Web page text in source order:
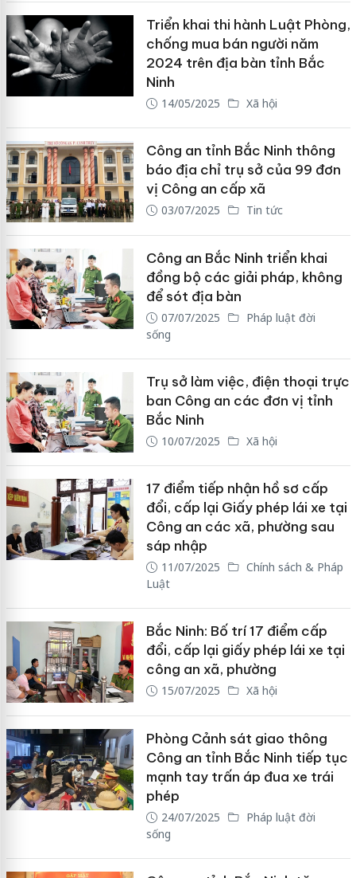
Triển khai thi hành Luật Phòng,
chống mua bán người năm
2024 trên địa bàn tỉnh Bắc
Ninh
14/05/2025 Xã hội
Công an tỉnh Bắc Ninh thông
báo địa chỉ trụ sở của 99 đơn
vị Công an cấp xã
03/07/2025 Tin tức
Công an Bắc Ninh triển khai
đồng bộ các giải pháp, không
để sót địa bàn
07/07/2025
Pháp luật đời
sống
Trụ sở làm việc, điện thoại trực
ban Công an các đơn vị tỉnh
Bắc Ninh
10/07/2025 Xã hội
17 điểm tiếp nhận hồ sơ cấp
đổi, cấp lại Giấy phép lái xe tại
Công an các xã, phường sau
sáp nhập
11/07/2025
Chính sách & Pháp
Luật
Bắc Ninh: Bố trí 17 điểm cấp
đổi, cấp lại giấy phép lái xe tại
công an xã, phường
15/07/2025 Xã hội
Phòng Cảnh sát giao thông
Công an tỉnh Bắc Ninh tiếp tục
mạnh tay trấn áp đua xe trái
phép
24/07/2025
Pháp luật đời
sống